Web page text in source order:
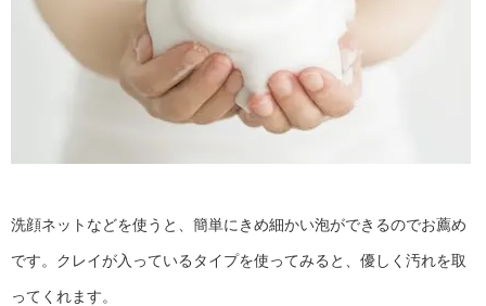
洗顔ネットなどを使うと、簡単にきめ細かい泡ができるのでお薦め
です。クレイが入っているタイプを使ってみると、優しく汚れを取
ってくれます。